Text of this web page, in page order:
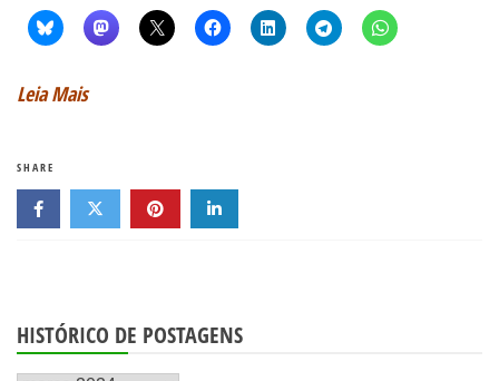
Leia Mais
SHARE
HISTÓRICO DE POSTAGENS